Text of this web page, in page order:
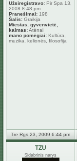
Užsiregistravo: Pir Spa 13,
2008 8:48 pm
Pranešimai: 198
Šalis: Graikija
Miestas, gyvenvietė,
kaimas:Atėnai
mano pomėgiai: Kultūra,
muzika, kelionės, filosofija
Tre Rgs 23, 2009 6:44 pm
TZU
Sidabrinis narys